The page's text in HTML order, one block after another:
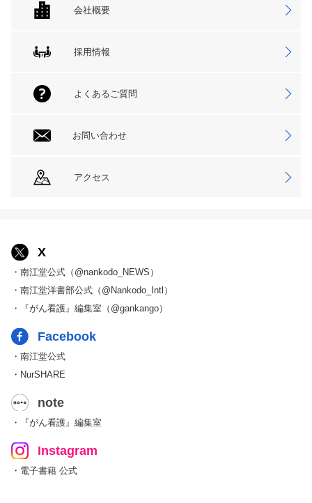
会社概要
採用情報
よくあるご質問
お問い合わせ
アクセス
X
・南江堂公式（@nankodo_NEWS）
・南江堂洋書部公式（@Nankodo_Intl）
・『がん看護』編集室（@gankango）
Facebook
・南江堂公式
・NurSHARE
note
・『がん看護』編集室
Instagram
・電子書籍 公式